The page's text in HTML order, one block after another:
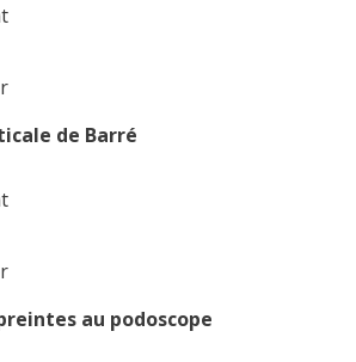
de Barré
au podoscope